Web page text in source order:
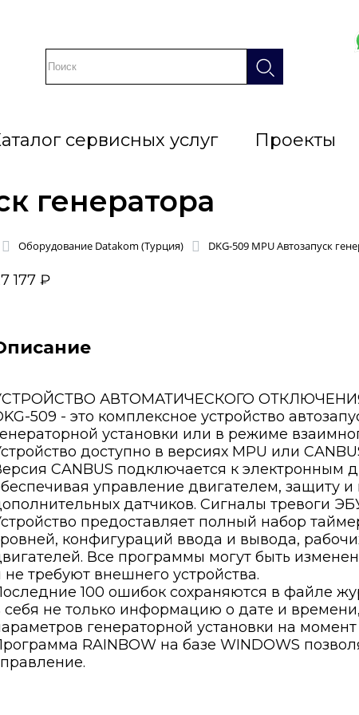
сервисных услуг Проекты
генератора
Оборудование Datakom (Турция) DKG-509 MPU Автозапуск
177 ₽
АВТОМАТИЧЕСКОГО
509 - это комплексное устройство
установки или в режиме
доступно в версиях MPU или
CANBUS подключается к электронным
управление двигателем, защиту
датчиков. Сигналы тревоги
предоставляет полный набор
конфигураций ввода и вывода,
Все программы могут быть
не требуют внешнего устройства.
100 ошибок сохраняются в файле
себя не только информацию о дате и
генераторной установки на
RAINBOW на базе WINDOWS